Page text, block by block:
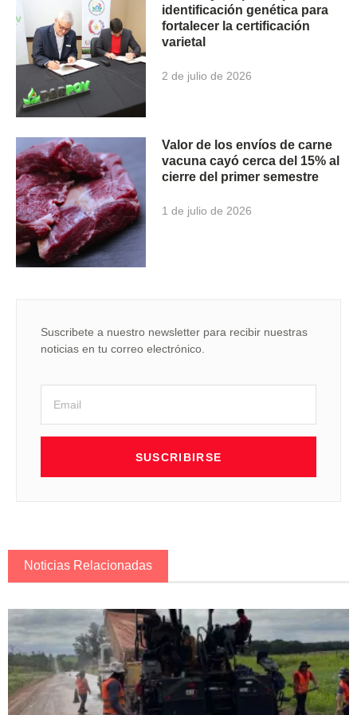
identificación genética para
fortalecer la certificación
varietal
2 de julio de 2026
Valor de los envíos de carne
vacuna cayó cerca del 15% al
cierre del primer semestre
1 de julio de 2026
Suscribete a nuestro newsletter para recibir nuestras
noticias en tu correo electrónico.
SUSCRIBIRSE
Noticias Relacionadas